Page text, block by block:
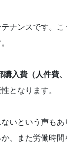
ナンスです。
購入費（人件費
となります。
いという声も
、また労働時